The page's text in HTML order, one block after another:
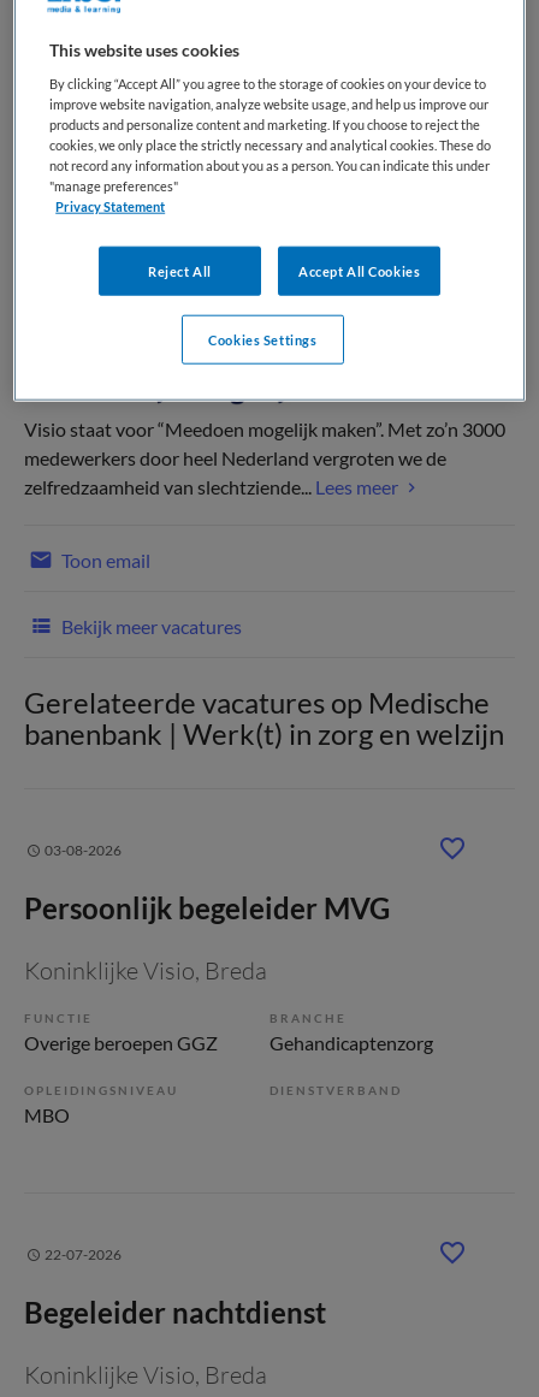
Vacature niet beschikbaar
Deze vacature Persoonlijk begeleider MVG bij Koninklijke
Visio is niet meer actueel. Hieronder staan enkele
vergelijkbare vacatures die voor u wellicht interessant zijn.
Visio staat voor “Meedoen mogelijk maken”. Met zo’n 3000
medewerkers door heel Nederland vergroten we de
zelfredzaamheid van slechtziende... Lees meer
Toon email
Bekijk meer vacatures
Gerelateerde vacatures op Medische
banenbank | Werk(t) in zorg en welzijn
03-08-2026
Persoonlijk begeleider MVG
Koninklijke Visio, Breda
FUNCTIE
Overige beroepen GGZ
BRANCHE
Gehandicaptenzorg
OPLEIDINGSNIVEAU
MBO
DIENSTVERBAND
22-07-2026
Begeleider nachtdienst
Koninklijke Visio, Breda
This website uses cookies
By clicking “Accept All” you agree to the storage of cookies on your device to
improve website navigation, analyze website usage, and help us improve our
products and personalize content and marketing. If you choose to reject the
cookies, we only place the strictly necessary and analytical cookies. These do
not record any information about you as a person. You can indicate this under
"manage preferences"
Privacy Statement
Reject All Accept All Cookies
Cookies Settings